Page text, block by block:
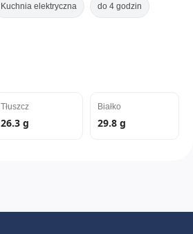
Kuchnia elektryczna do 4 godzin
Tłuszcz
26.3 g
Białko
29.8 g